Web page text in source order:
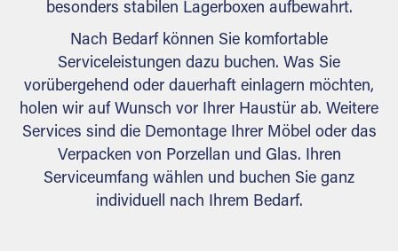
besonders stabilen Lagerboxen aufbewahrt.
Nach Bedarf können Sie komfortable
Serviceleistungen dazu buchen. Was Sie
vorübergehend oder dauerhaft einlagern möchten,
holen wir auf Wunsch vor Ihrer Haustür ab. Weitere
Services sind die Demontage Ihrer Möbel oder das
Verpacken von Porzellan und Glas. Ihren
Serviceumfang wählen und buchen Sie ganz
individuell nach Ihrem Bedarf.